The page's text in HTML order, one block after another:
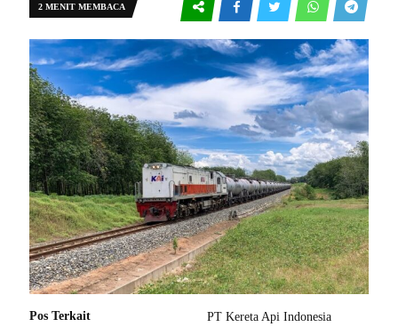
2 MENIT MEMBACA
PT Kereta Api Indonesia
Pos Terkait